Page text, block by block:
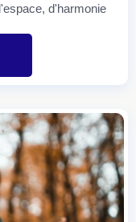
d'harmonie